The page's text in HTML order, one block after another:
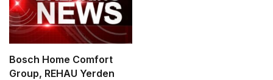
Bosch Home Comfort
Group, REHAU Yerden